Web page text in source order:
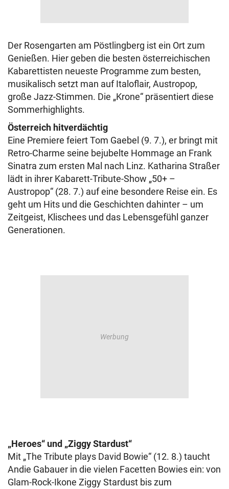
Der Rosengarten am Pöstlingberg ist ein Ort zum
Genießen. Hier geben die besten österreichischen
Kabarettisten neueste Programme zum besten,
musikalisch setzt man auf Italoflair, Austropop,
große Jazz-Stimmen. Die „Krone“ präsentiert diese
Sommerhighlights.
Österreich hitverdächtig
Eine Premiere feiert Tom Gaebel (9. 7.), er bringt mit
Retro-Charme seine bejubelte Hommage an Frank
Sinatra zum ersten Mal nach Linz. Katharina Straßer
lädt in ihrer Kabarett-Tribute-Show „50+ –
Austropop“ (28. 7.) auf eine besondere Reise ein. Es
geht um Hits und die Geschichten dahinter – um
Zeitgeist, Klischees und das Lebensgefühl ganzer
Generationen.
„Heroes“ und „Ziggy Stardust“
Mit „The Tribute plays David Bowie“ (12. 8.) taucht
Andie Gabauer in die vielen Facetten Bowies ein: von
Glam-Rock-Ikone Ziggy Stardust bis zum